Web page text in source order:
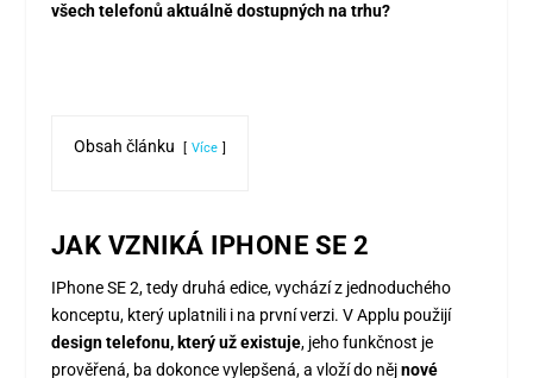
všech telefonů aktuálně dostupných na trhu?
Obsah článku Více
JAK VZNIKÁ IPHONE SE 2
IPhone SE 2, tedy druhá edice, vychází z jednoduchého
konceptu, který uplatnili i na první verzi. V Applu použijí
design telefonu, který už existuje, jeho funkčnost je
prověřená, ba dokonce vylepšená, a vloží do nějnové